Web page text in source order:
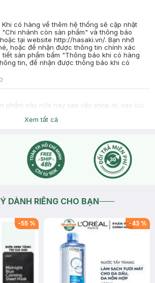
có hàng về thêm hệ thống sẽ cập nhật
nhánh còn sản phẩm" và thông báo
tại website http://hasaki.vn/. Bạn nhớ
hoặc để nhận được thông tin chính xác
sản phẩm bấm "Thông báo khi có hàng
tin, để nhận được thông báo khi có
0
phẩm này nữa hay sao vậy shop ơi, sao lúc
về thêm bên mình sẽ cập nhật trên
nhé ạ https://hasaki.vn/
Xem tất cả
DÀNH RIÊNG CHO BẠN
-55 % -43 %